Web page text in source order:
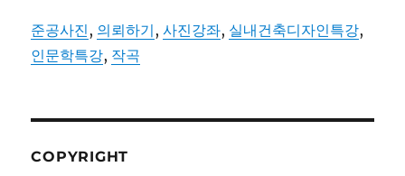
준공사진 , 의뢰하기 ,사진강좌, 실내건축디자인특강,
인문학특강, 작곡
COPYRIGHT